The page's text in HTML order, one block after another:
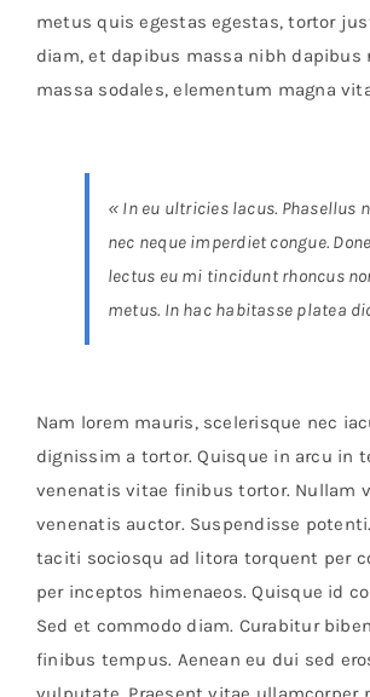
metus quis egestas egestas, tortor
diam, et dapibus massa nibh dapibus
massa sodales, elementum magna
« In eu ultricies lacus. Phasellus
nec neque imperdiet congue.
lectus eu mi tincidunt rhoncus
metus. In hac habitasse platea
Nam lorem mauris, scelerisque nec
dignissim a tortor. Quisque in arcu in
venenatis vitae finibus tortor. Nullam
venenatis auctor. Suspendisse
taciti sociosqu ad litora torquent per
per inceptos himenaeos. Quisque id
Sed et commodo diam. Curabitur
finibus tempus. Aenean eu dui sed